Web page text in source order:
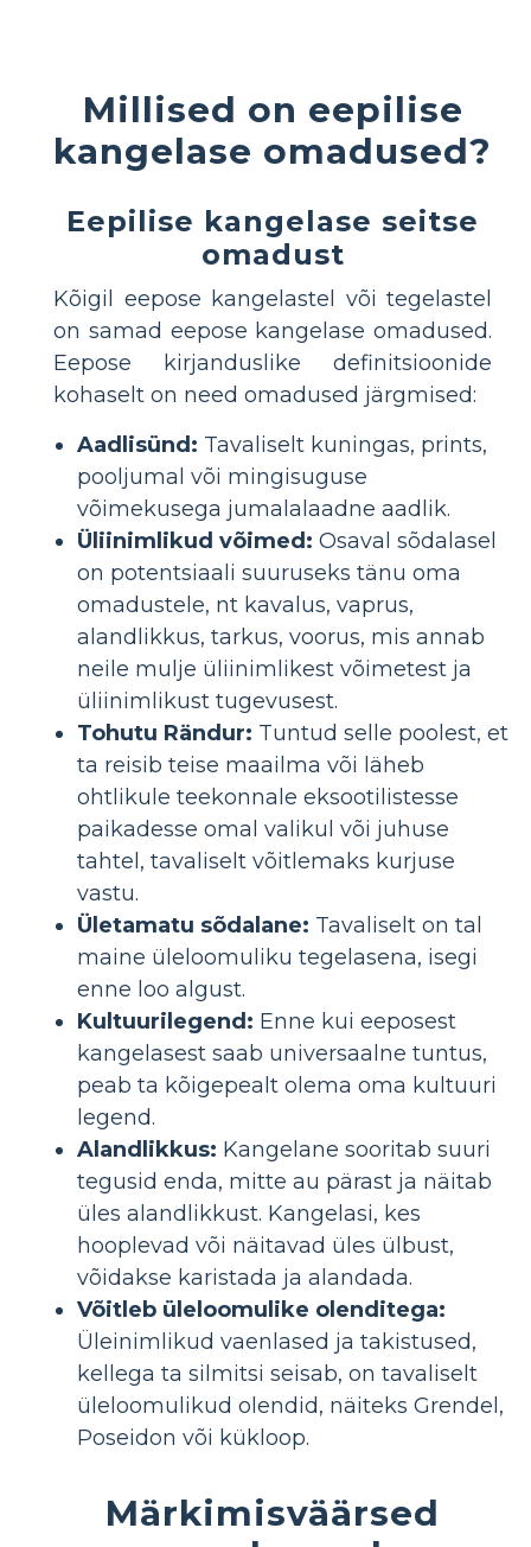
Millised on eepilise
kangelase omadused?
Eepilise kangelase seitse
omadust
Kõigil eepose kangelastel või tegelastel
on samad eepose kangelase omadused.
Eepose kirjanduslike definitsioonide
kohaselt on need omadused järgmised:
Aadlisünd: Tavaliselt kuningas, prints,
pooljumal või mingisuguse
võimekusega jumalalaadne aadlik.
Üliinimlikud võimed: Osaval sõdalasel
on potentsiaali suuruseks tänu oma
omadustele, nt kavalus, vaprus,
alandlikkus, tarkus, voorus, mis annab
neile mulje üliinimlikest võimetest ja
üliinimlikust tugevusest.
Tohutu Rändur: Tuntud selle poolest, et
ta reisib teise maailma või läheb
ohtlikule teekonnale eksootilistesse
paikadesse omal valikul või juhuse
tahtel, tavaliselt võitlemaks kurjuse
vastu.
Ületamatu sõdalane: Tavaliselt on tal
maine üleloomuliku tegelasena, isegi
enne loo algust.
Kultuurilegend: Enne kui eeposest
kangelasest saab universaalne tuntus,
peab ta kõigepealt olema oma kultuuri
legend.
Alandlikkus: Kangelane sooritab suuri
tegusid enda, mitte au pärast ja näitab
üles alandlikkust. Kangelasi, kes
hooplevad või näitavad üles ülbust,
võidakse karistada ja alandada.
Võitleb üleloomulike olenditega:
Üleinimlikud vaenlased ja takistused,
kellega ta silmitsi seisab, on tavaliselt
üleloomulikud olendid, näiteks Grendel,
Poseidon või kükloop.
Märkimisväärsed